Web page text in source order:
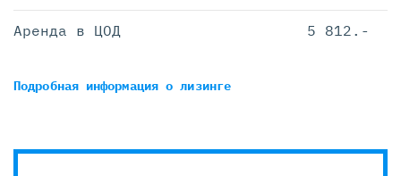
Аренда в ЦОД 5 812.-
Подробная информацияо лизинге